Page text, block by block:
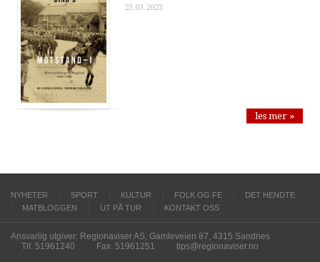
23.03.2023
les mer »
NYHETER SPORT KULTUR FOLK OG FE
DET HENDTE
MATBLOGGEN
UT PÅ TUR KONTAKT OSS
Ansvarlig utgiver: Regionaviser AS, Gamleveien 87, 4315 Sandnes
Tlf. 51961240
Fax. 51961251 tips@regionaviser.no